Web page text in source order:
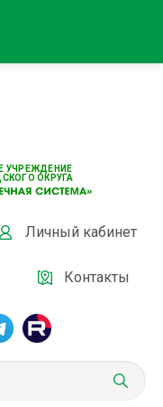
УЧРЕЖДЕНИЕ
ОКРУГА
Личный кабинет
Контакты